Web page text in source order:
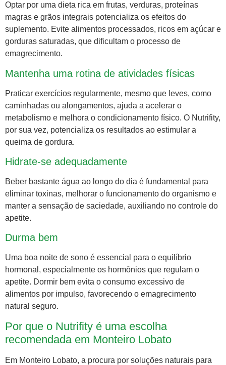
Optar por uma dieta rica em frutas, verduras, proteínas
magras e grãos integrais potencializa os efeitos do
suplemento. Evite alimentos processados, ricos em açúcar e
gorduras saturadas, que dificultam o processo de
emagrecimento.
Mantenha uma rotina de atividades físicas
Praticar exercícios regularmente, mesmo que leves, como
caminhadas ou alongamentos, ajuda a acelerar o
metabolismo e melhora o condicionamento físico. O Nutrifity,
por sua vez, potencializa os resultados ao estimular a
queima de gordura.
Hidrate-se adequadamente
Beber bastante água ao longo do dia é fundamental para
eliminar toxinas, melhorar o funcionamento do organismo e
manter a sensação de saciedade, auxiliando no controle do
apetite.
Durma bem
Uma boa noite de sono é essencial para o equilíbrio
hormonal, especialmente os hormônios que regulam o
apetite. Dormir bem evita o consumo excessivo de
alimentos por impulso, favorecendo o emagrecimento
natural seguro.
Por que o Nutrifity é uma escolha
recomendada em Monteiro Lobato
Em Monteiro Lobato, a procura por soluções naturais para